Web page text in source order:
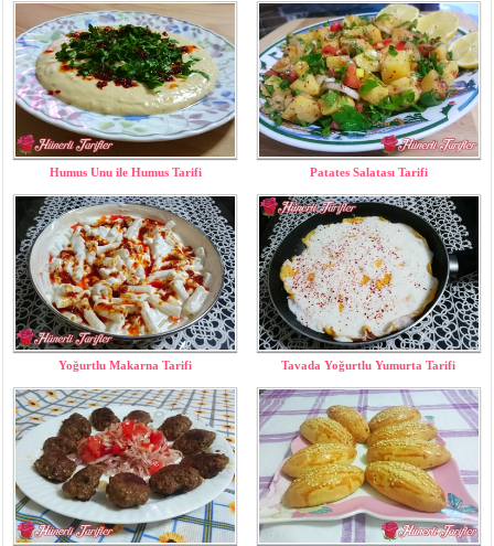
Humus Unu ile Humus Tarifi Patates Salatası Tarifi
Yoğurtlu Makarna Tarifi Tavada Yoğurtlu Yumurta Tarifi